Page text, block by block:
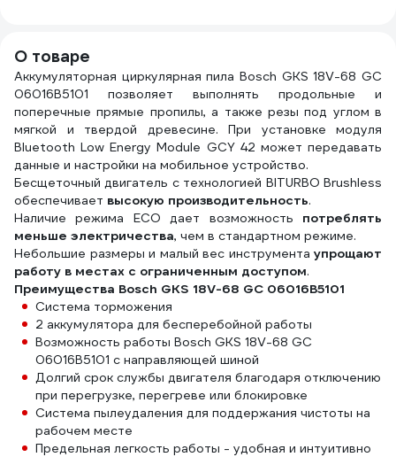
О товаре
Аккумуляторная циркулярная пила Bosch GKS 18V-68 GC
06016B5101 позволяет выполнять продольные и
поперечные прямые пропилы, а также резы под углом в
мягкой и твердой древесине. При установке модуля
Bluetooth Low Energy Module GCY 42 может передавать
данные и настройки на мобильное устройство.
Бесщеточный двигатель с технологией BITURBO Brushless
обеспечивает высокую производительность.
Наличие режима ECO дает возможность потреблять
меньше электричества, чем в стандартном режиме.
Небольшие размеры и малый вес инструмента упрощают
работу в местах с ограниченным доступом.
Преимущества Bosch GKS 18V-68 GC 06016B5101
Система торможения
2 аккумулятора для бесперебойной работы
Возможность работы Bosch GKS 18V-68 GC
06016B5101 с направляющей шиной
Долгий срок службы двигателя благодаря отключению
при перегрузке, перегреве или блокировке
Система пылеудаления для поддержания чистоты на
рабочем месте
Предельная легкость работы - удобная и интуитивно